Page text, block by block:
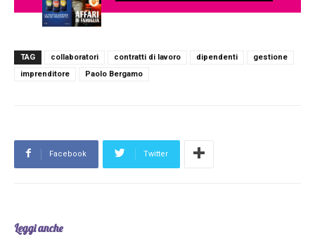
TAG collaboratori contratti di lavoro dipendenti
gestione
imprenditore
Paolo Bergamo
Facebook Twitter
Leggi anche